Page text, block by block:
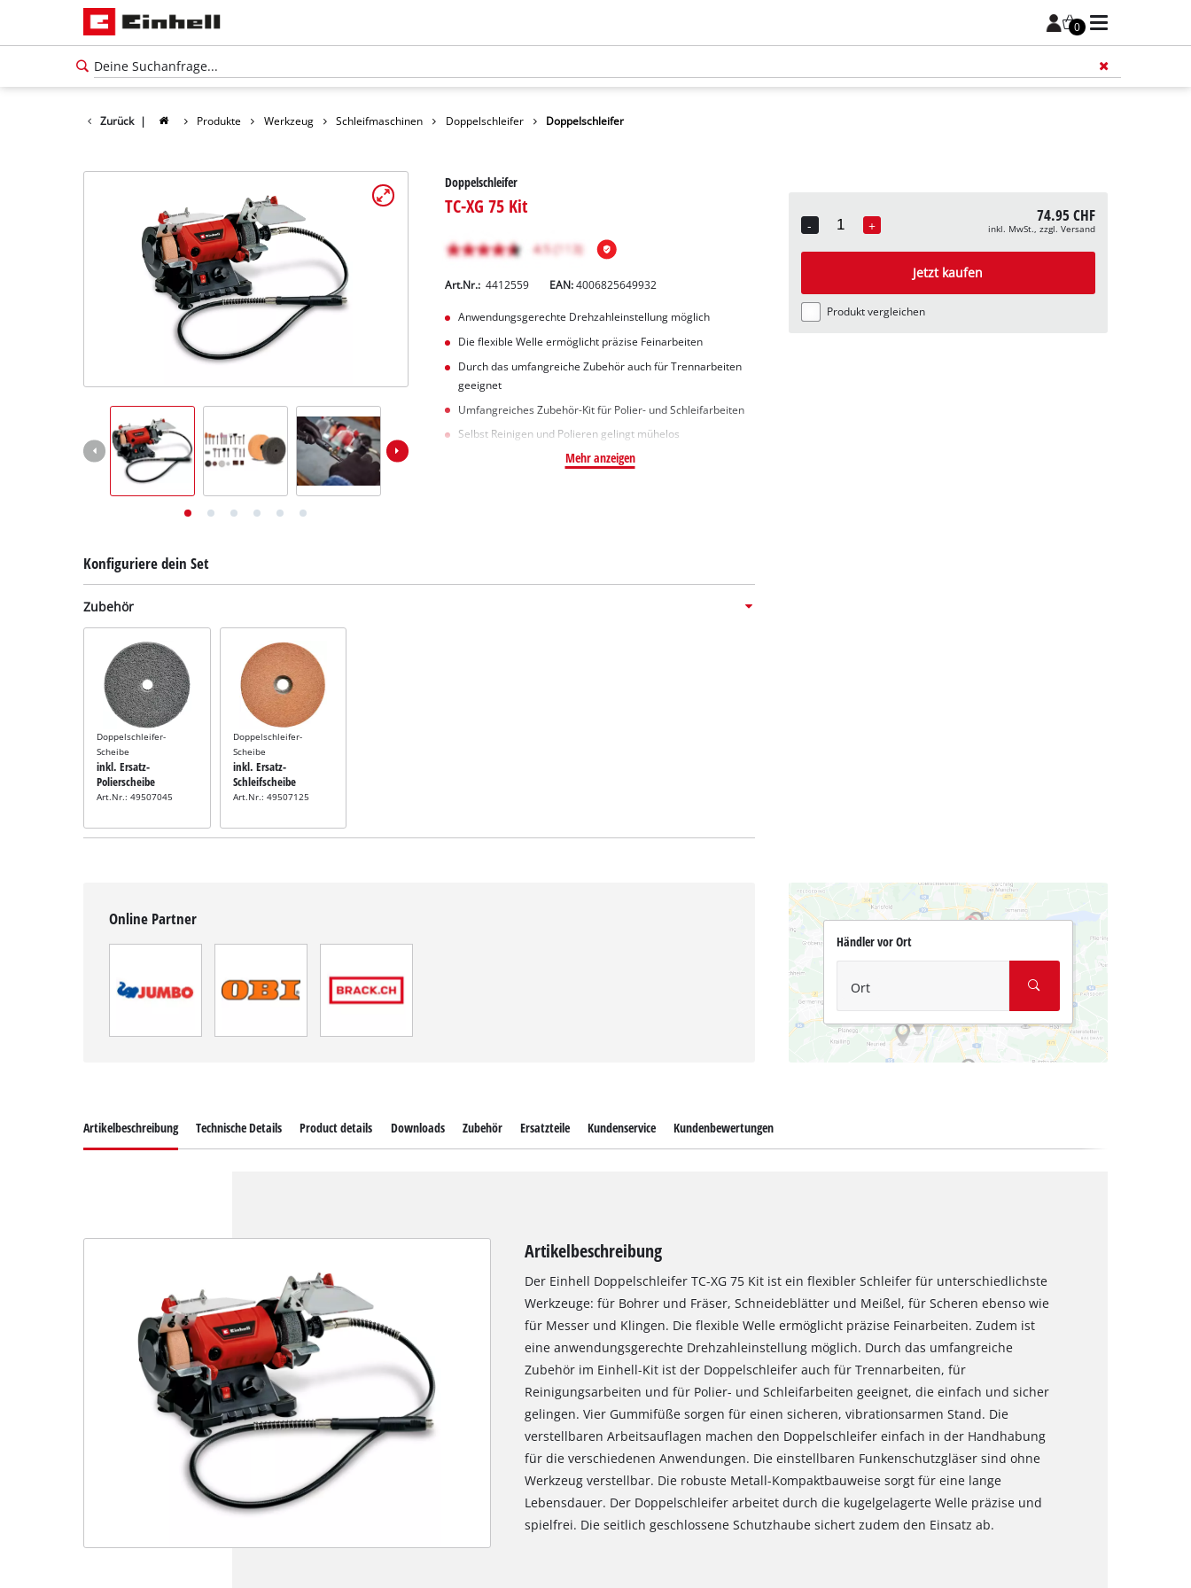
0
Zurück | Produkte Werkzeug Schleifmaschinen Doppelschleifer Doppelschleifer
Doppelschleifer
TC-XG 75 Kit
Art.Nr.: 4412559 EAN:4006825649932
Anwendungsgerechte Drehzahleinstellung möglich
Die flexible Welle ermöglicht präzise Feinarbeiten
Durch das umfangreiche Zubehör auch für Trennarbeiten
geeignet
Umfangreiches Zubehör-Kit für Polier- und Schleifarbeiten
Selbst Reinigen und Polieren gelingt mühelos
Mehr anzeigen
Konfiguriere dein Set
Zubehör
Doppelschleifer-
Scheibe
inkl. Ersatz-
Polierscheibe
Art.Nr.: 49507045
Doppelschleifer-
Scheibe
inkl. Ersatz-
Schleifscheibe
Art.Nr.: 49507125
-
Quantity
+ 74.95 CHF
inkl. MwSt., zzgl. Versand
Jetzt kaufen
Produkt vergleichen
Online Partner
Händler vor Ort
Ort
Artikelbeschreibung Technische Details Product details Downloads Zubehör Ersatzteile Kundenservice Kundenbewertungen
Artikelbeschreibung
Der Einhell Doppelschleifer TC-XG 75 Kit ist ein flexibler Schleifer für unterschiedlichste
Werkzeuge: für Bohrer und Fräser, Schneideblätter und Meißel, für Scheren ebenso wie
für Messer und Klingen. Die flexible Welle ermöglicht präzise Feinarbeiten. Zudem ist
eine anwendungsgerechte Drehzahleinstellung möglich. Durch das umfangreiche
Zubehör im Einhell-Kit ist der Doppelschleifer auch für Trennarbeiten, für
Reinigungsarbeiten und für Polier- und Schleifarbeiten geeignet, die einfach und sicher
gelingen. Vier Gummifüße sorgen für einen sicheren, vibrationsarmen Stand. Die
verstellbaren Arbeitsauflagen machen den Doppelschleifer einfach in der Handhabung
für die verschiedenen Anwendungen. Die einstellbaren Funkenschutzgläser sind ohne
Werkzeug verstellbar. Die robuste Metall-Kompaktbauweise sorgt für eine lange
Lebensdauer. Der Doppelschleifer arbeitet durch die kugelgelagerte Welle präzise und
spielfrei. Die seitlich geschlossene Schutzhaube sichert zudem den Einsatz ab.